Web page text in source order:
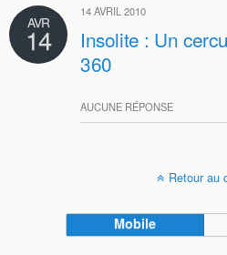
AVR
14
14 AVRIL 2010
Insolite : Un
360
AUCUNE RÉPONSE
Retour au
Mobile